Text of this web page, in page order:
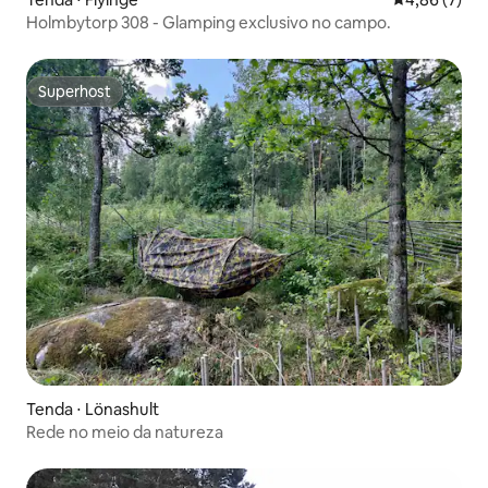
Holmbytorp 308 - Glamping exclusivo no campo.
Superhost
Superhost
Tenda ⋅ Lönashult
Rede no meio da natureza